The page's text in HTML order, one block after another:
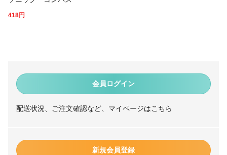
会員ログイン
配送状況、ご注文確認など、マイページはこちら
新規会員登録
418円